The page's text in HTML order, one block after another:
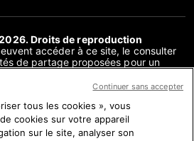
Droits de reproduction
accéder à ce site, le consulter
de partage proposées pour un
distribution de tout ou partie du
signée avec l’AFP, est interdite. Les
cadre de chaque factuel sont
liens dans la mesure nécessaire à la
tous les cookies », vous
cookies sur votre appareil
sur le site, analyser son
Continuer sans accepter